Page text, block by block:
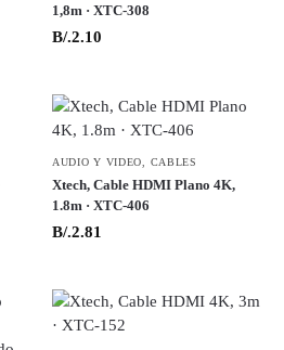
1,8m · XTC-308
B/.2.10
AUDIO Y VIDEO CABLES
Xtech, Cable HDMI Plano 4K,
1.8m · XTC-406
B/.2.81